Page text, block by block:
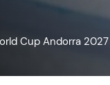
Cup Andorra 2027